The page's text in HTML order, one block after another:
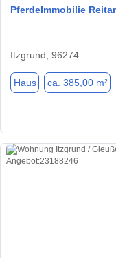
PferdeImmobilie
Itzgrund, 96274
Haus ca. 385,00 m²